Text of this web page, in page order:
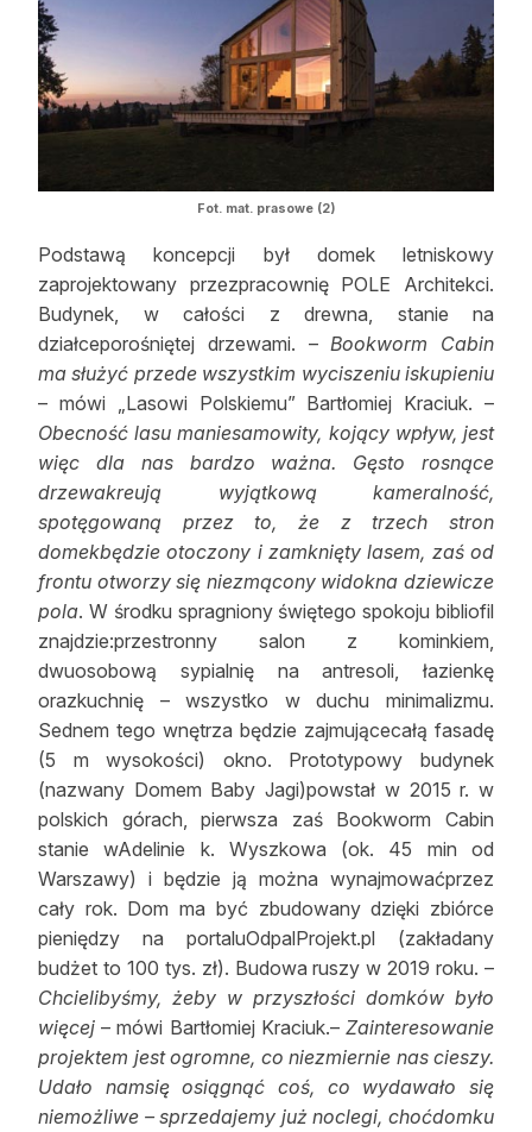
Fot. mat. prasowe (2)
Podstawą koncepcji był domek letniskowy
zaprojektowany przezpracownię POLE Architekci.
Budynek, w całości z drewna, stanie na
działceporośniętej drzewami. – Bookworm Cabin
ma służyć przede wszystkim wyciszeniu iskupieniu
– mówi „Lasowi Polskiemu” Bartłomiej Kraciuk. –
Obecność lasu maniesamowity, kojący wpływ, jest
więc dla nas bardzo ważna. Gęsto rosnące
drzewakreują wyjątkową kameralność,
spotęgowaną przez to, że z trzech stron
domekbędzie otoczony i zamknięty lasem, zaś od
frontu otworzy się niezmącony widokna dziewicze
pola. W środku spragniony świętego spokoju bibliofil
znajdzie:przestronny salon z kominkiem,
dwuosobową sypialnię na antresoli, łazienkę
orazkuchnię – wszystko w duchu minimalizmu.
Sednem tego wnętrza będzie zajmującecałą fasadę
(5 m wysokości) okno. Prototypowy budynek
(nazwany Domem Baby Jagi)powstał w 2015 r. w
polskich górach, pierwsza zaś Bookworm Cabin
stanie wAdelinie k. Wyszkowa (ok. 45 min od
Warszawy) i będzie ją można wynajmowaćprzez
cały rok. Dom ma być zbudowany dzięki zbiórce
pieniędzy na portaluOdpalProjekt.pl (zakładany
budżet to 100 tys. zł). Budowa ruszy w 2019 roku. –
Chcielibyśmy, żeby w przyszłości domków było
więcej – mówi Bartłomiej Kraciuk.– Zainteresowanie
projektem jest ogromne, co niezmiernie nas cieszy.
Udało namsię osiągnąć coś, co wydawało się
niemożliwe – sprzedajemy już noclegi, choćdomku